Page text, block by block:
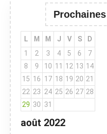
août 2022
L M M J V S
D
1
2 3 4 5 6
7
8
9 10 11 12 13 14
15 16 17 18 19 20 21
22 23 24 25 26 27 28
29 30 31